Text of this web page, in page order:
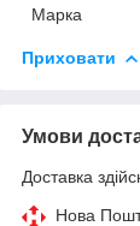
Марка
Приховати
Умови
Доставка
Нова